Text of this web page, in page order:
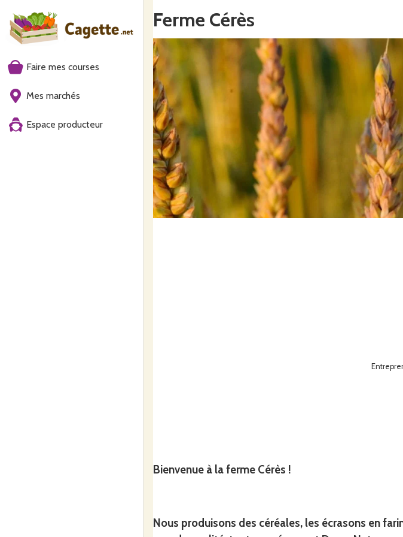
Faire mes courses
Mes marchés
Espace producteur
Ferme Cérès
Bienvenue à la ferme Cérès !
Nous produisons des céréales, les écrasons en